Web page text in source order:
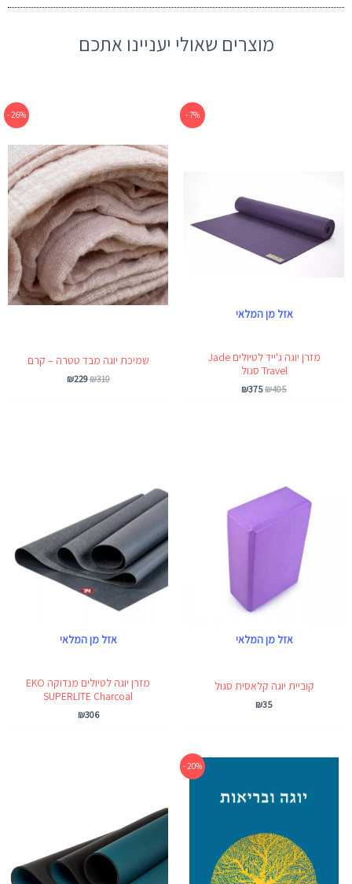
מוצרים שאולי יעניינו אתכם
7% -
אזל מן המלאי
מזרן יוגה ג'ייד לטיולים Jade
Travel סגול
₪405
₪375
26% -
שמיכת יוגה מבד טטרה – קרם
₪310
₪310.
₪229
₪229.
אזל מן המלאי
קוביית יוגה קלאסית סגול
₪35
אזל מן המלאי
מזרן יוגה לטיולים מנדוקה EKO
SUPERLITE Charcoal
₪306
20% -
₪104.
₪83.